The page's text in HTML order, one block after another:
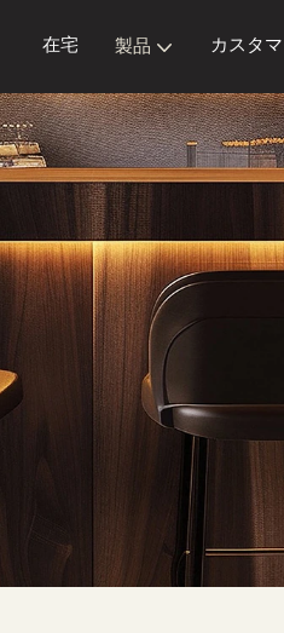
在宅 製品 カスタマ